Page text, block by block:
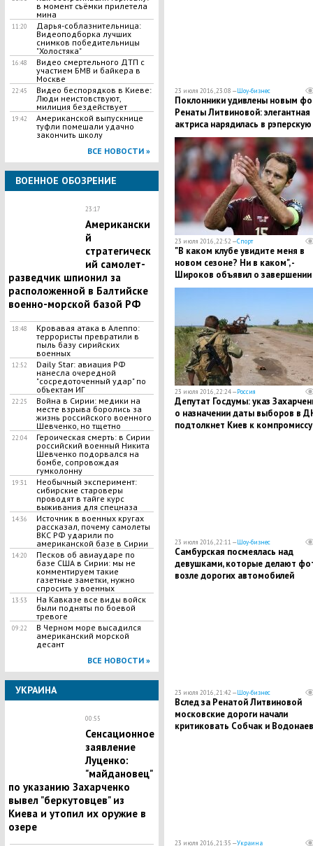
в момент съёмки прилетела
мина
11:20
Дарья-соблазнительница:
Видеоподборка лучших
снимков победительницы
"Холостяка"
16:48
Видео смертельного ДТП с
участием БМВ и байкера в
Москве
22:45
Видео беспорядков в Киеве:
Люди неистовствуют,
милиция бездействует
19:42
Американской выпускнице
туфли помешали удачно
закончить школу
ВСЕ НОВОСТИ »
ВОЕННОЕ ОБОЗРЕНИЕ
23:17
Американски
й
стратегическ
ий самолет-
разведчик шпионил за
расположенной в Балтийске
военно-морской базой РФ
18:48
Кровавая атака в Алеппо:
террористы превратили в
пыль базу сирийских
военных
12:52
Daily Star: авиация РФ
нанесла очередной
"сосредоточенный удар" по
объектам ИГ
22:25
Война в Сирии: медики на
месте взрыва боролись за
жизнь российского военного
Шевченко, но тщетно
22:04
Героическая смерть: в Сирии
российский военный Никита
Шевченко подорвался на
бомбе, сопровождая
гумколонну
19:31
Необычный эксперимент:
сибирские староверы
проводят в тайге курс
выживания для спецназа
14:36
Источник в военных кругах
рассказал, почему самолеты
ВКС РФ ударили по
американской базе в Сирии
14:20
​Песков об авиаударе по
базе США в Сирии: мы не
комментируем такие
газетные заметки, нужно
спросить у военных
13:53
На Кавказе все виды войск
были подняты по боевой
тревоге
09:22
В Черном море высадился
американский морской
десант
ВСЕ НОВОСТИ »
УКРАИНА
00:55
Сенсационное
заявление
Луценко:
"майдановец"
по указанию Захарченко
вывел "беркутовцев" из
Киева и утопил их оружие в
озере
23 июля 2016, 23:08 —Шоу-бизнес
Поклонники удивлены новым
Ренаты Литвиновой: элегантная
актриса нарядилась в рэперскую
куртку
23 июля 2016, 22:52 —Спорт
"В каком клубе увидите меня в
новом сезоне? Ни в каком", -
Широков объявил о завершении
карьеры
23 июля 2016, 22:24 —Россия
Депутат Госдумы: указ
о назначении даты выборов в
подтолкнет Киев к компромиссу
23 июля 2016, 22:11 —Шоу-бизнес
Самбурская посмеялась над
девушками, которые делают
возле дорогих автомобилей
23 июля 2016, 21:42 —Шоу-бизнес
Вслед за Ренатой Литвиновой
московские дороги начали
критиковать Собчак и
23 июля 2016, 21:35 —Украина